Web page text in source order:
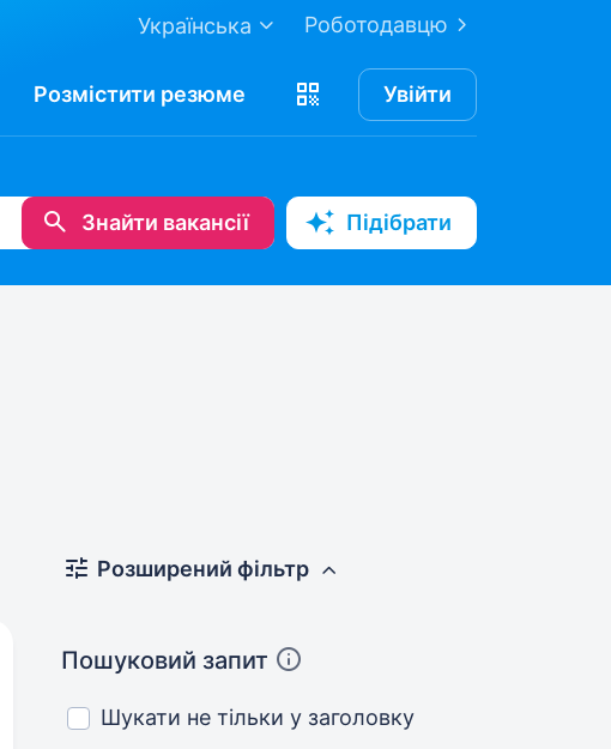
Роботодавцю
Українська
Розмістити резюме Увійти
Знайти вакансії Підібрати
Розширений фільтр
Пошуковий запит
Шукати не тільки у заголовку